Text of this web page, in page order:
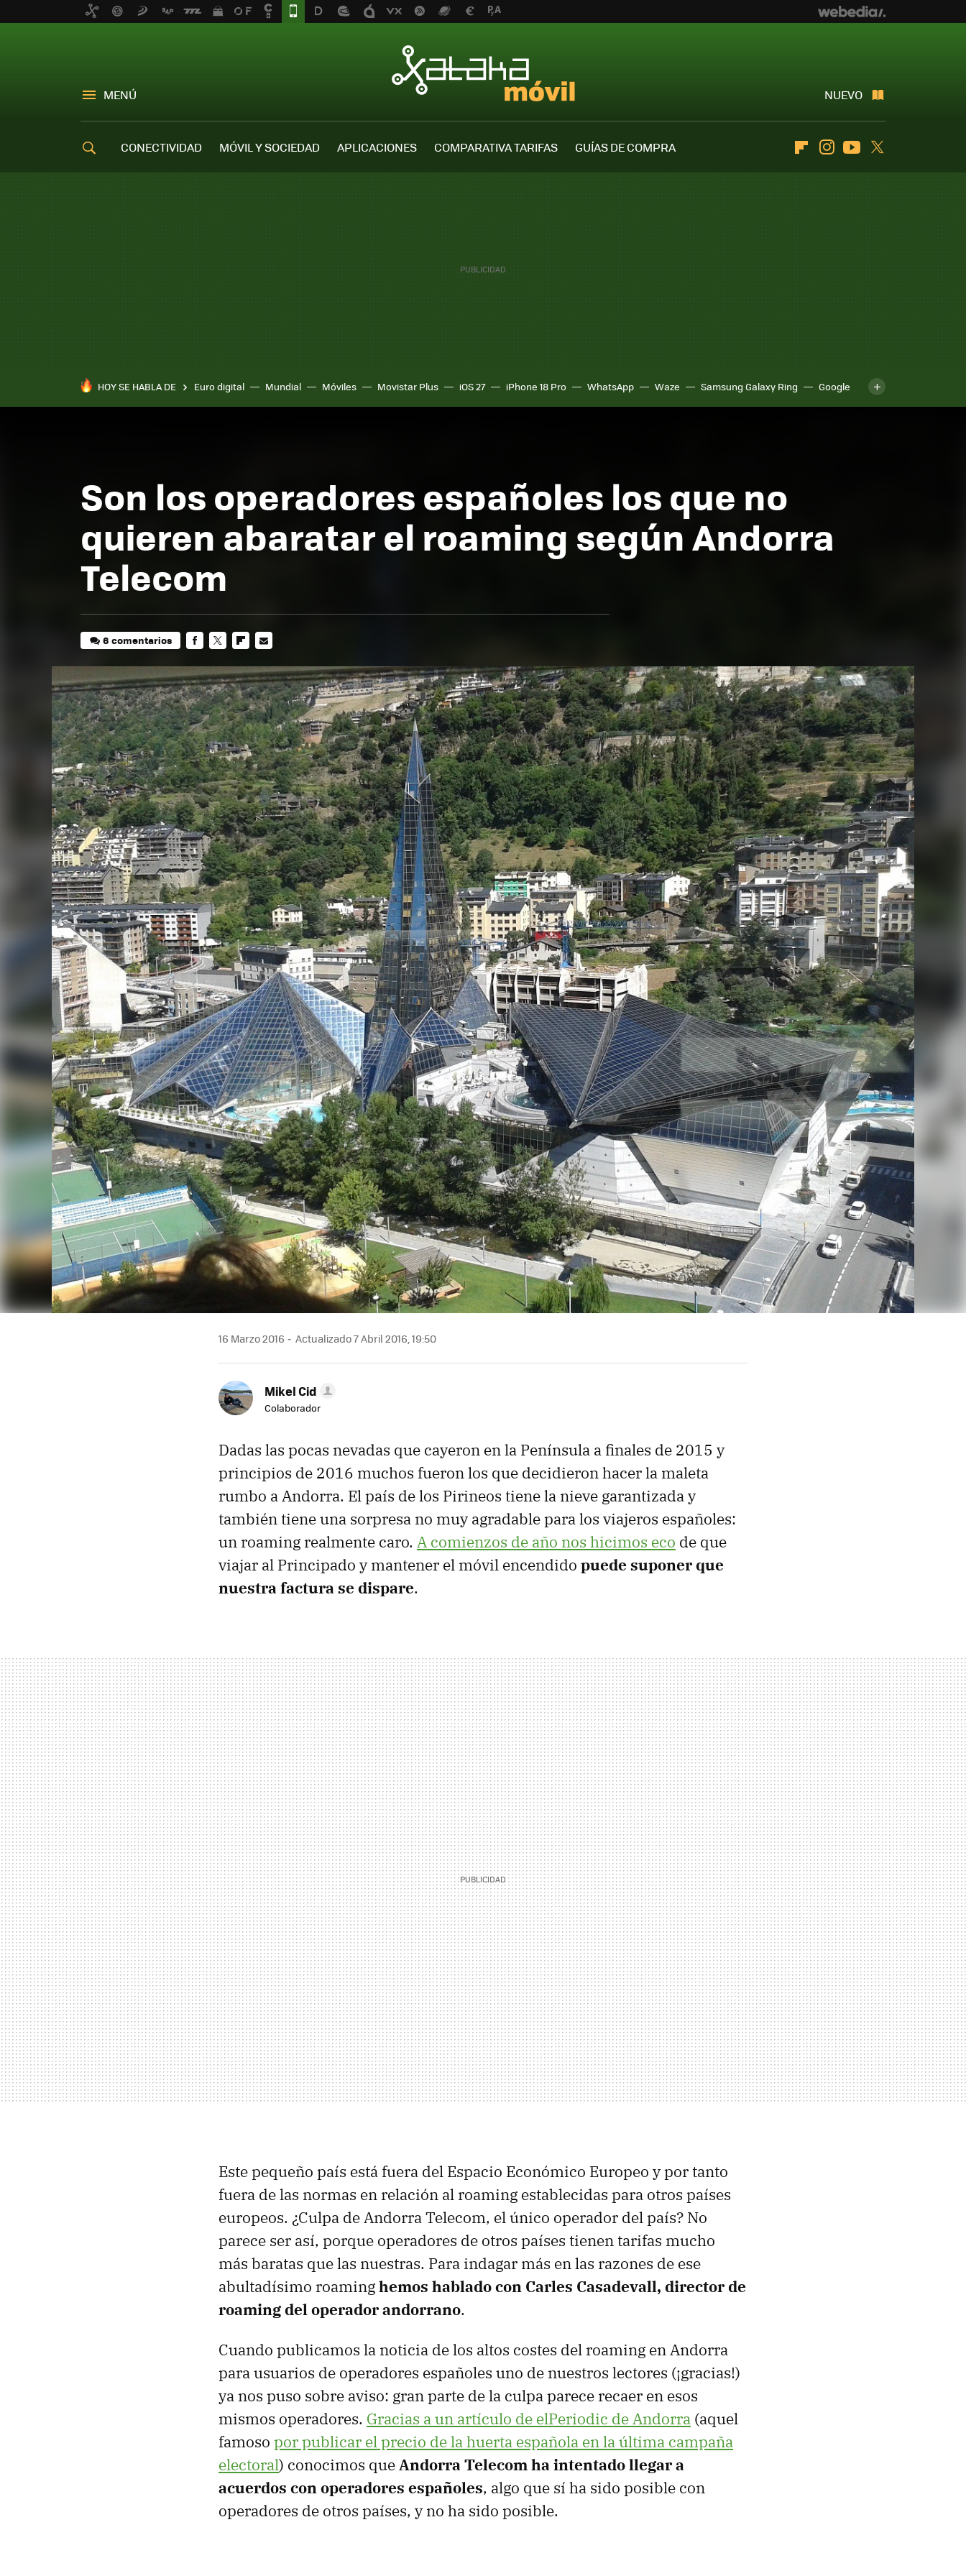
MENÚ NUEVO
CONECTIVIDAD MÓVIL Y SOCIEDAD APLICACIONES COMPARATIVA TARIFAS
GUÍAS DE COMPRA
FlipboardInstagramYoutube
HOY SE HABLA DE Euro digital Mundial Móviles Movistar Plus iOS 27 iPhone 18 Pro WhatsApp Waze Samsung Galaxy Ring
Google
Pixel 10a
Son los operadores españoles los que no
quieren abaratar el roaming según Andorra
Telecom
6 comentarios
MAIL
16 Marzo 2016 Actualizado 7 Abril 2016, 19:50
Mikel Cid
Colaborador
Dadas las pocas nevadas que cayeron en la Península a finales de 2015 y
principios de 2016 muchos fueron los que decidieron hacer la maleta
rumbo a Andorra. El país de los Pirineos tiene la nieve garantizada y
también tiene una sorpresa no muy agradable para los viajeros españoles:
un roaming realmente caro. A comienzos de año nos hicimos eco de que
viajar al Principado y mantener el móvil encendido puede suponer que
nuestra factura se dispare.
Este pequeño país está fuera del Espacio Económico Europeo y por tanto
fuera de las normas en relación al roaming establecidas para otros países
europeos. ¿Culpa de Andorra Telecom, el único operador del país? No
parece ser así, porque operadores de otros países tienen tarifas mucho
más baratas que las nuestras. Para indagar más en las razones de ese
abultadísimo roaminghemos hablado con Carles Casadevall, director de
roaming del operador andorrano.
Cuando publicamos la noticia de los altos costes del roaming en Andorra
para usuarios de operadores españoles uno de nuestros lectores (¡gracias!)
ya nos puso sobre aviso: gran parte de la culpa parece recaer en esos
mismos operadores. Gracias a un artículo de elPeriodic de Andorra (aquel
famoso por publicar el precio de la huerta española en la última campaña
electoral) conocimos queAndorra Telecom ha intentado llegar a
acuerdos con operadores españoles, algo que sí ha sido posible con
operadores de otros países, y no ha sido posible.